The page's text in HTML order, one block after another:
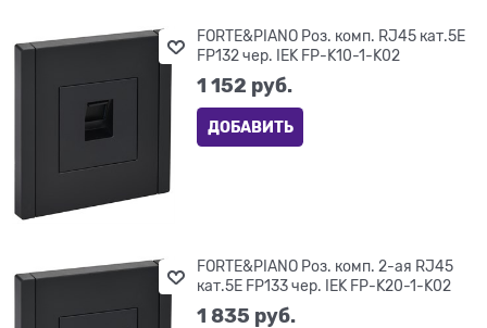
FORTE&PIANO Роз. комп. RJ45 кат.5E
FP132 чер. IEK FP-K10-1-K02
1 152 руб.
ДОБАВИТЬ
FORTE&PIANO Роз. комп. 2-ая RJ45
кат.5E FP133 чер. IEK FP-K20-1-K02
1 835 руб.